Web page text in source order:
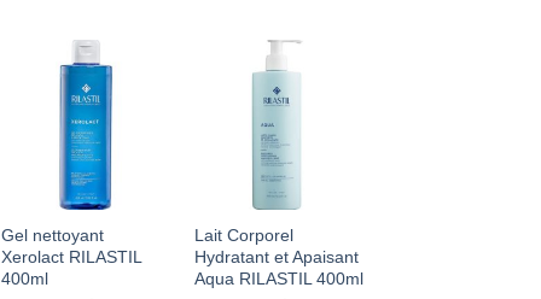
AJOUTER
À MES
FAVORIS
Gel nettoyant
Xerolact RILASTIL
400ml
AJOUTER
À MES
FAVORIS
Lait Corporel
Hydratant et Apaisant
Aqua RILASTIL 400ml